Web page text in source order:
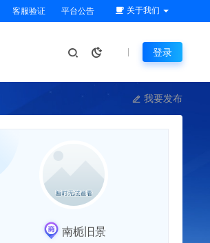
客服验证 平台公告 关于我们
登录
我要发布
南栀旧景